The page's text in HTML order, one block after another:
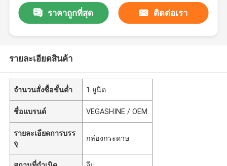
ราคาถูกที่สุด ติดต่อเรา
รายละเอียดสินค้า
จำนวนสั่งซื้อขั้นต่ำ 1 ยูนิต
ชื่อแบรนด์ VEGASHINE / OEM
รายละเอียดการบรร
จุ
กล่องกระดาษ